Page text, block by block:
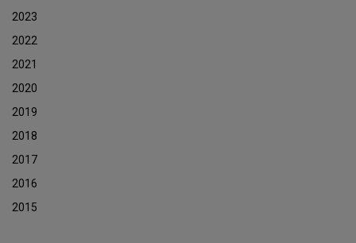
2023
2022
2021
2020
2019
2018
2017
2016
2015